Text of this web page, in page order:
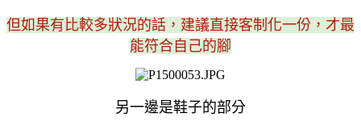
但如果有比較多狀況的話，建議直接客制化一份，才最
能符合自己的腳
另一邊是鞋子的部分